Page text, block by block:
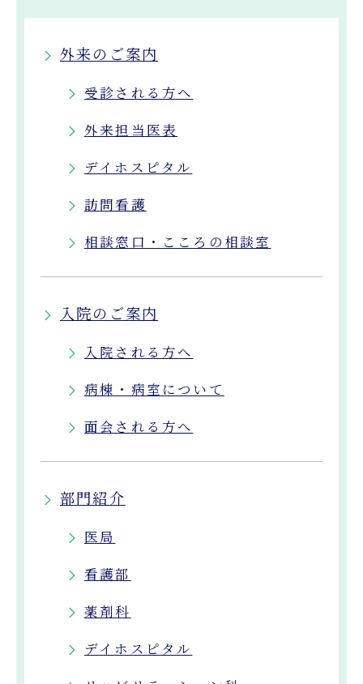
外来のご案内
受診される方へ
外来担当医表
デイホスピタル
訪問看護
相談窓口・こころの相談室
入院のご案内
入院される方へ
病棟・病室について
面会される方へ
部門紹介
医局
看護部
薬剤科
デイホスピタル